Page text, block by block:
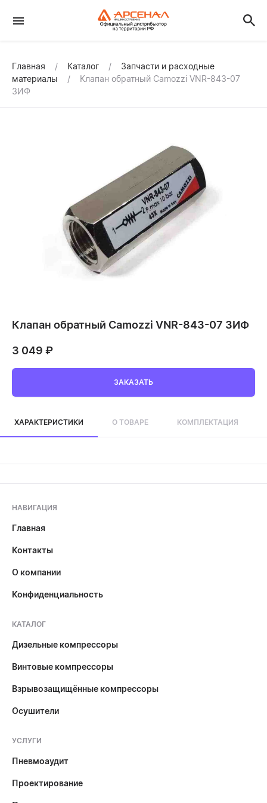
Главная Каталог
Запчасти и расходные
материалы
Клапан обратный Camozzi VNR-843-07
ЗИФ
Клапан обратный Camozzi VNR-843-07 ЗИФ
3 049 ₽
ЗАКАЗАТЬ
ХАРАКТЕРИСТИКИ О ТОВАРЕ КОМПЛЕКТАЦИЯ
НАВИГАЦИЯ
Главная
Контакты
О компании
Конфиденциальность
КАТАЛОГ
Дизельные компрессоры
Винтовые компрессоры
Взрывозащищённые компрессоры
Осушители
УСЛУГИ
Пневмоаудит
Проектирование